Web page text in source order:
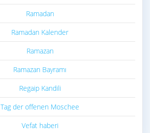
Ramadan
Ramadan Kalender
Ramazan
Ramazan Bayramı
Regaip Kandili
Tag der offenen Moschee
Vefat haberi